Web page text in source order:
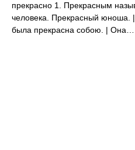
прекрасно 1. Прекрасным
человека. Прекрасный юноша.
была прекрасна собою. |